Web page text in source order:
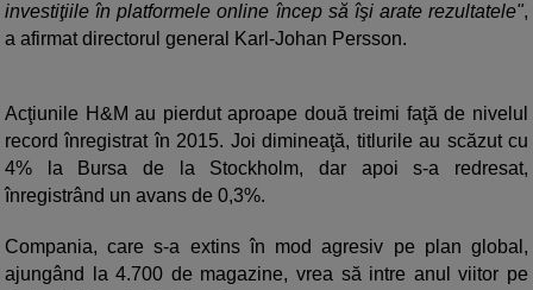
investiţiile în platformele online încep să îşi arate rezultatele",
a afirmat directorul general Karl-Johan Persson.
Acţiunile H&M au pierdut aproape două treimi faţă de nivelul
record înregistrat în 2015. Joi dimineaţă, titlurile au scăzut cu
4% la Bursa de la Stockholm, dar apoi s-a redresat,
înregistrând un avans de 0,3%.
Compania, care s-a extins în mod agresiv pe plan global,
ajungând la 4.700 de magazine, vrea să intre anul viitor pe